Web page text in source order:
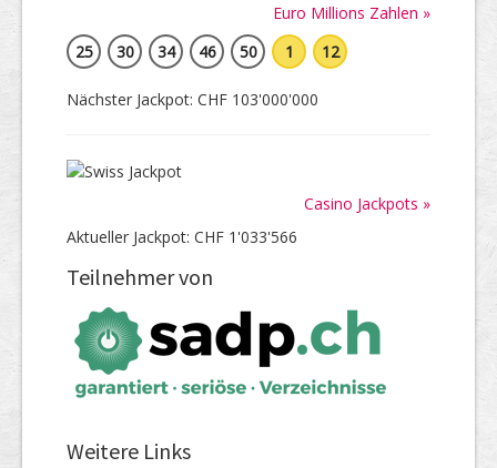
Euro Millions Zahlen »
25
30 34 46 50 1 12
Nächster Jackpot: CHF 103'000'000
Casino Jackpots »
Aktueller Jackpot: CHF 1'033'566
Teilnehmer von
Weitere Links